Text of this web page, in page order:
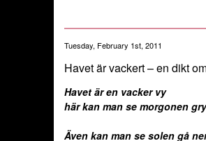
Tuesday, February 1st, 2011
Havet är vackert – en dikt
Havet är en vacker vy
här kan man se morgonen gry
Även kan man se solen gå